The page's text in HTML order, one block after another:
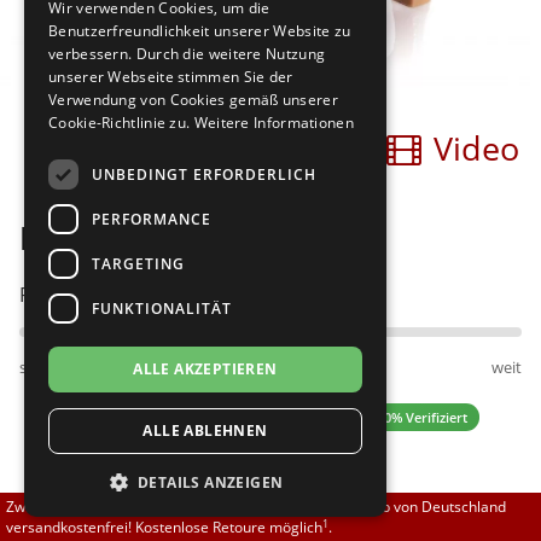
Brautschuhe
Sneaker
Übergrößen 43-44
Flexerinas
Merlet
Nueva Epoca
RayRose
Rummos
Rumpf
SoDanca
TopTanz
Bilder Video
Diamant 063-106-246-R
Passt am besten bei Fußweite:
schmal normal weit
4.83 (6 Bewertungen) ✓ 100% Verifiziert
139,50 EUR
Zwischen 70,00 EUR und 800,00 EUR liefern wir innerhalb von Deutschland
versandkostenfrei! Kostenlose Retoure möglich1.
Wir verwenden Cookies, um die
Benutzerfreundlichkeit unserer Website zu
verbessern. Durch die weitere Nutzung
unserer Webseite stimmen Sie der
Verwendung von Cookies gemäß unserer
Cookie-Richtlinie zu. Weitere Informationen
UNBEDINGT ERFORDERLICH
PERFORMANCE
TARGETING
FUNKTIONALITÄT
ALLE AKZEPTIEREN
ALLE ABLEHNEN
DETAILS ANZEIGEN